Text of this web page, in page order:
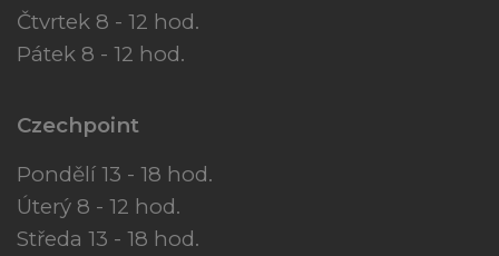
Čtvrtek 8 - 12 hod.
Pátek 8 - 12 hod.
Czechpoint
Pondělí 13 - 18 hod.
Úterý 8 - 12 hod.
Středa 13 - 18 hod.